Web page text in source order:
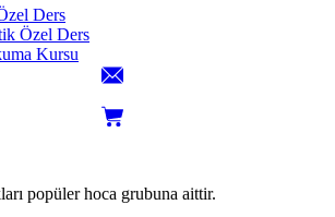
Ders
Özel Ders
Kursu
popüler hoca grubuna aittir.